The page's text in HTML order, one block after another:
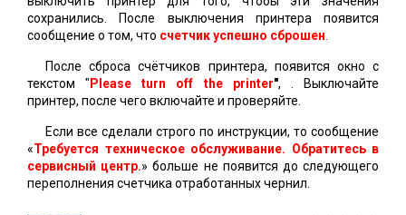
сохранились. После выключения принтера появится
сообщение о том, что счетчик успешно сброшен
После сброса счётчиков принтера, появится окно с
текстом "Please turn off the printer", . Выключайте
принтер, после чего включайте и проверяйте.
Если все сделали строго по инструкции, то сообщение
«Требуется техническое обслуживание. Обратитесь в
сервисный центр.» больше не появится до следующего
переполнения счетчика отработанных чернил.